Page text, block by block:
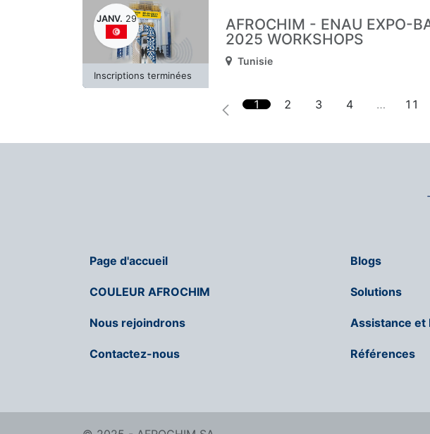
JANV. 29
Inscriptions terminées
AFROCHIM - ENAU EXPO-
2025 WORKSHOPS
Tunisie
1 2 3 4 … 11
Page d'accueil
COULEUR AFROCHIM
Nous rejoindrons
Contactez-nous
Blogs
Solutions
Assistance et
Références